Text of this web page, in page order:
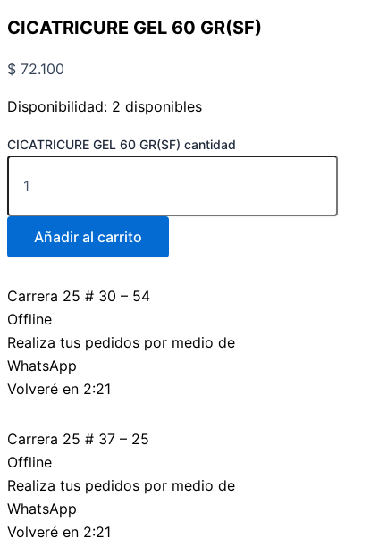
CICATRICURE GEL 60 GR(SF)
$ 72.100
Disponibilidad: 2 disponibles
CICATRICURE GEL 60 GR(SF) cantidad
Añadir al carrito
Carrera 25 # 30 – 54
Offline
Realiza tus pedidos por medio de
WhatsApp
Volveré en 2:21
Carrera 25 # 37 – 25
Offline
Realiza tus pedidos por medio de
WhatsApp
Volveré en 2:21